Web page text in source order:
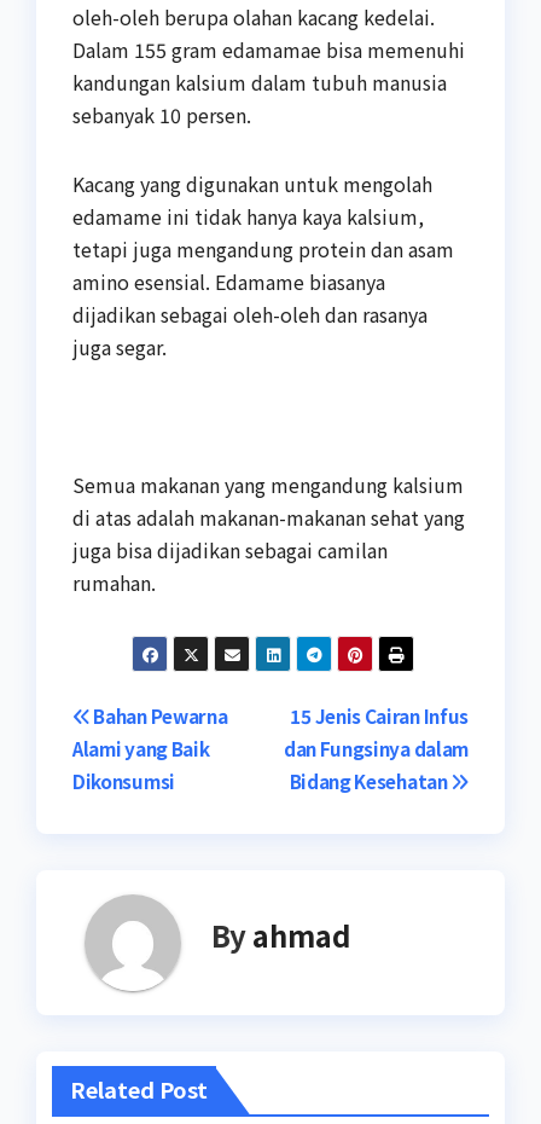
oleh-oleh berupa olahan kacang kedelai.
Dalam 155 gram edamamae bisa memenuhi
kandungan kalsium dalam tubuh manusia
sebanyak 10 persen.
Kacang yang digunakan untuk mengolah
edamame ini tidak hanya kaya kalsium,
tetapi juga mengandung protein dan asam
amino esensial. Edamame biasanya
dijadikan sebagai oleh-oleh dan rasanya
juga segar.
Semua makanan yang mengandung kalsium
di atas adalah makanan-makanan sehat yang
juga bisa dijadikan sebagai camilan
rumahan.
Navigasi
pos
15 Jenis Cairan Infus
dan Fungsinya dalam
Bidang Kesehatan
Bahan Pewarna
Alami yang Baik
Dikonsumsi
Byahmad
Related Post